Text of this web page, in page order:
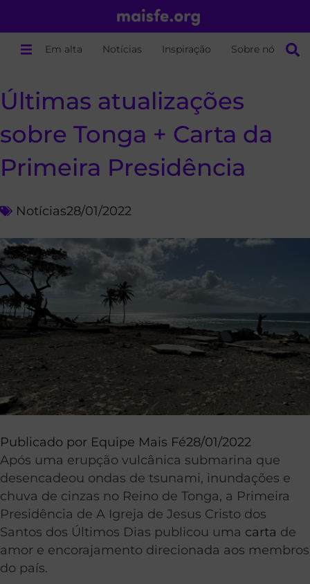
Em alta Notícias Inspiração Sobre nós
Últimas atualizações
sobre Tonga + Carta da
Primeira Presidência
Notícias28/01/2022
Publicado por Equipe Mais Fé28/01/2022
Após uma erupção vulcânica submarina que
desencadeou ondas de tsunami, inundações e
chuva de cinzas no Reino de Tonga, a Primeira
Presidência de A Igreja de Jesus Cristo dos
Santos dos Últimos Dias publicou uma carta de
amor e encorajamento direcionada aos membros
do país.